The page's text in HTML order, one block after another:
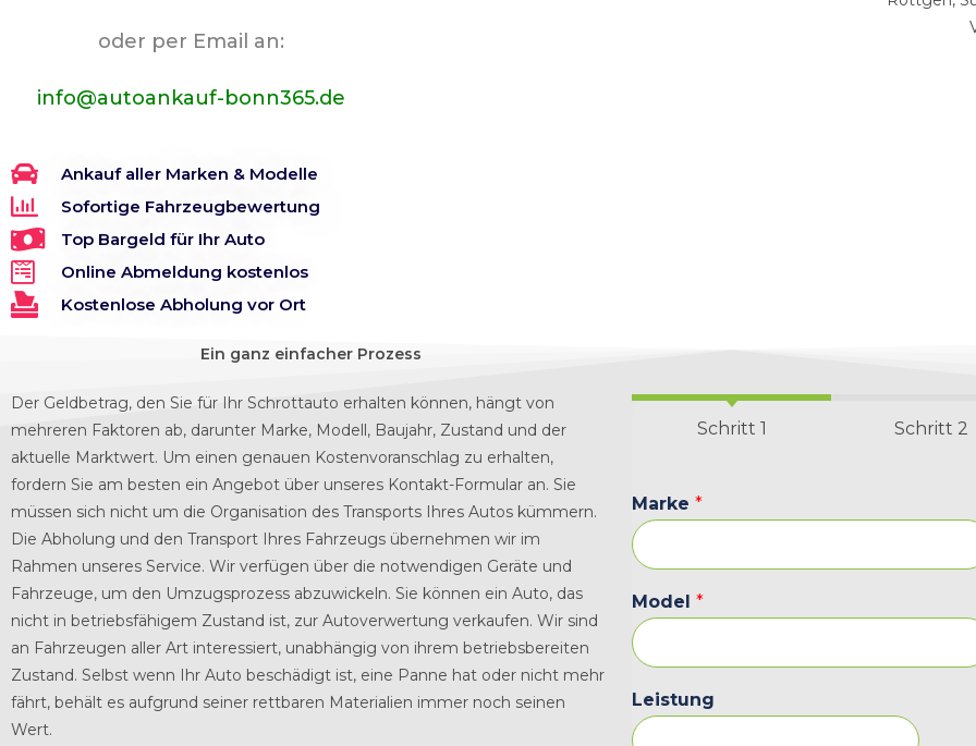
oder per Email an:
info@autoankauf-bonn365.de
Ankauf aller Marken & Modelle
Sofortige Fahrzeugbewertung
Top Bargeld für Ihr Auto
Online Abmeldung kostenlos
Kostenlose Abholung vor Ort
Ein ganz einfacher Prozess
Der Geldbetrag, den Sie für Ihr Schrottauto erhalten können, hängt von
mehreren Faktoren ab, darunter Marke, Modell, Baujahr, Zustand und der
aktuelle Marktwert. Um einen genauen Kostenvoranschlag zu erhalten,
fordern Sie am besten ein Angebot über unseres Kontakt-Formular an. Sie
müssen sich nicht um die Organisation des Transports Ihres Autos kümmern.
Die Abholung und den Transport Ihres Fahrzeugs übernehmen wir im
Rahmen unseres Service. Wir verfügen über die notwendigen Geräte und
Fahrzeuge, um den Umzugsprozess abzuwickeln. Sie können ein Auto, das
nicht in betriebsfähigem Zustand ist, zur Autoverwertung verkaufen. Wir sind
an Fahrzeugen aller Art interessiert, unabhängig von ihrem betriebsbereiten
Zustand. Selbst wenn Ihr Auto beschädigt ist, eine Panne hat oder nicht mehr
fährt, behält es aufgrund seiner rettbaren Materialien immer noch seinen
Wert.
Schritt 1 Schritt 2
Marke *
Model *
Leistung